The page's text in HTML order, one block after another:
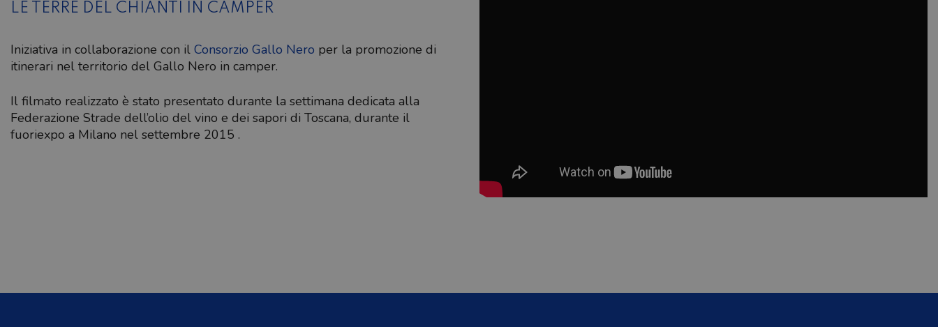
LE TERRE DEL CHIANTI IN CAMPER
Iniziativa in collaborazione con il Consorzio Gallo Nero per la promozione di
itinerari nel territorio del Gallo Nero in camper.
Il filmato realizzato è stato presentato durante la settimana dedicata alla
Federazione Strade dell’olio del vino e dei sapori di Toscana, durante il
fuoriexpo a Milano nel settembre 2015 .